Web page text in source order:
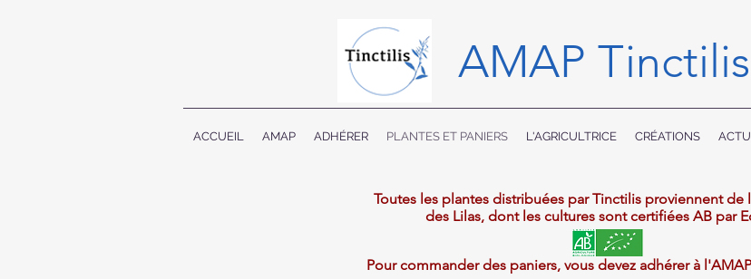
AMAP Tinctilis
ACCUEIL AMAP ADHÉRER PLANTES ET PANIERS L'AGRICULTRICE CRÉATIONS ACTU
Toutes les plantes distribuées par Tinctilis proviennent de
des Lilas, dont les cultures sont certifiées AB par
Pour commander des paniers, vous devez adhérer à